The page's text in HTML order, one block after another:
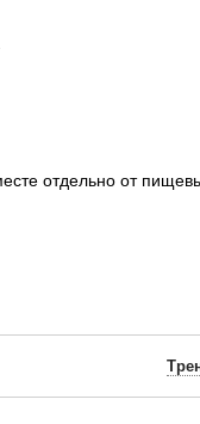
отдельно от